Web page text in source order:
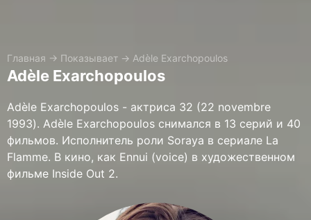
Главная → Показывает → Adèle Exarchopoulos
Adèle Exarchopoulos
Adèle Exarchopoulos - актриса 32 (22 novembre
1993). Adèle Exarchopoulos снимался в 13 серий и 40
фильмов. Исполнитель роли Soraya в сериале La
Flamme. В кино, как Ennui (voice) в художественном
фильме Inside Out 2.